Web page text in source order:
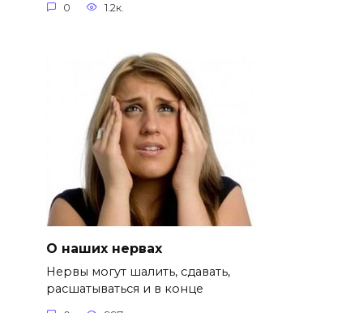
0 1.2к.
О наших нервах
Нервы могут шалить, сдавать,
расшатываться и в конце